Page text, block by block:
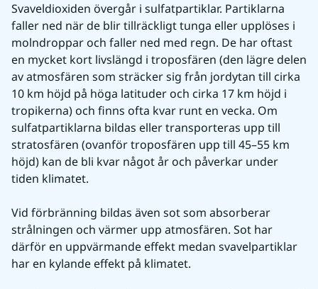
Svaveldioxiden övergår i sulfatpartiklar. Partiklarna
faller ned när de blir tillräckligt tunga eller upplöses i
molndroppar och faller ned med regn. De har oftast
en mycket kort livslängd i troposfären (den lägre delen
av atmosfären som sträcker sig från jordytan till cirka
10 km höjd på höga latituder och cirka 17 km höjd i
tropikerna) och finns ofta kvar runt en vecka. Om
sulfatpartiklarna bildas eller transporteras upp till
stratosfären (ovanför troposfären upp till 45–55 km
höjd) kan de bli kvar något år och påverkar under
tiden klimatet.
Vid förbränning bildas även sot som absorberar
strålningen och värmer upp atmosfären. Sot har
därför en uppvärmande effekt medan svavelpartiklar
har en kylande effekt på klimatet.